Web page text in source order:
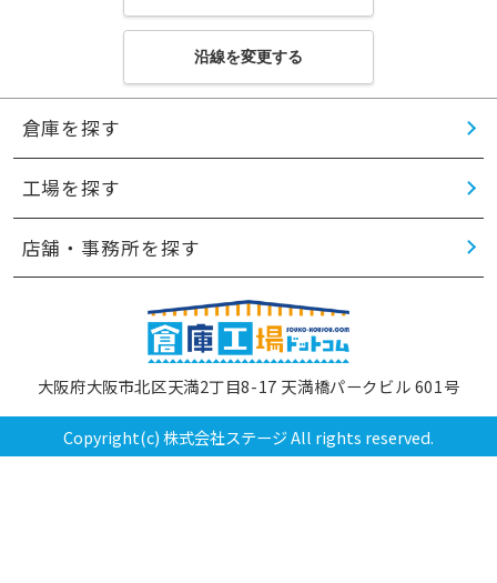
沿線を変更する
倉庫を探す
工場を探す
店舗・事務所を探す
大阪府大阪市北区天満2丁目8-17 天満橋パークビル 601号
Copyright(c) 株式会社ステージ All rights reserved.